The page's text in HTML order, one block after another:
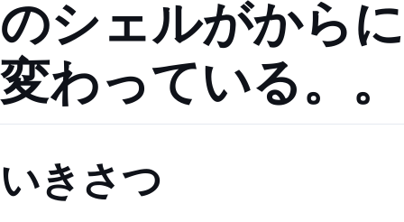
macのシェルがbashからzshに
変わっている。。
いきさつ